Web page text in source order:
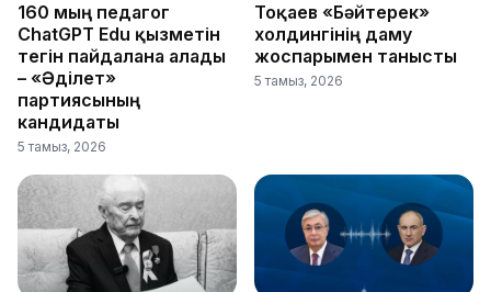
160 мың педагог
ChatGPT Edu қызметін
тегін пайдалана алады
– «Әділет»
партиясының
кандидаты
5 тамыз, 2026
Тоқаев «Бәйтерек»
холдингінің даму
жоспарымен танысты
5 тамыз, 2026